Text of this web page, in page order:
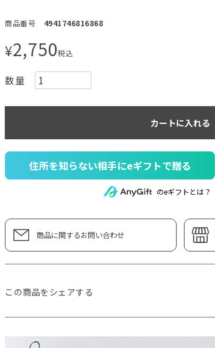
商品番号 4941746816868
¥2,750税込
カートに入れる
住所を知らない相手にeギフトで贈る
のeギフトとは？
商品に関するお問い合わせ
この商品をシェアする